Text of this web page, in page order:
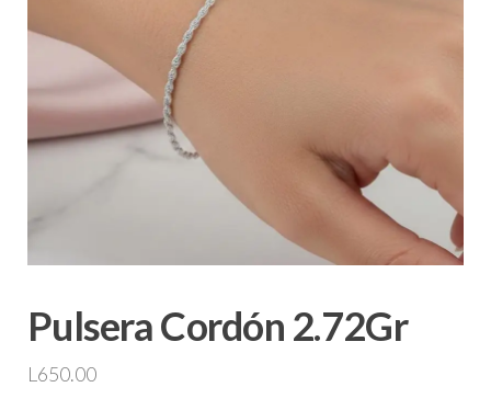
Pulsera Cordón 2.72Gr
L 650.00